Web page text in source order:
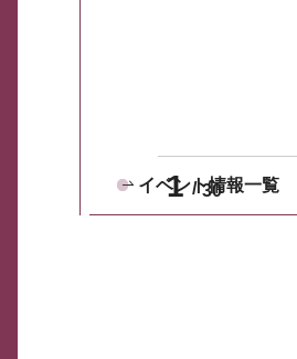
1 30
イベント情報一覧